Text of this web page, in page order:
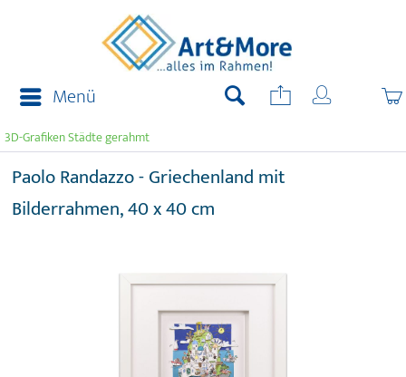
Menü
3D-Grafiken Städte gerahmt
Paolo Randazzo - Griechenland mit
Bilderrahmen, 40 x 40 cm